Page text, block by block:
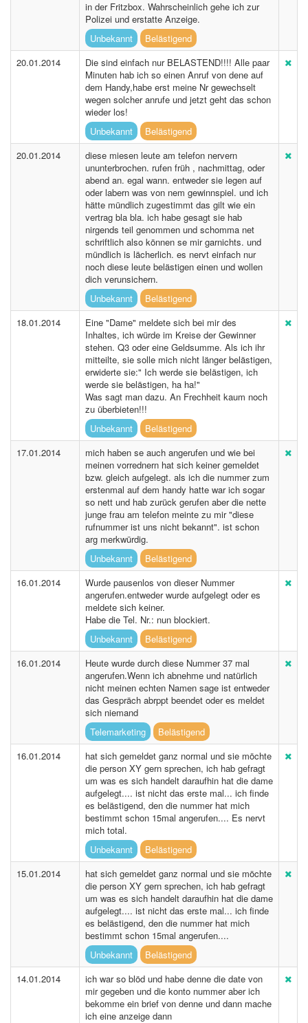
in der Fritzbox. Wahrscheinlich gehe ich zur
Polizei und erstatte Anzeige.
Unbekannt
Belästigend
20.01.2014
Die sind einfach nur BELASTEND!!!! Alle paar
Minuten hab ich so einen Anruf von dene auf
dem Handy,habe erst meine Nr gewechselt
wegen solcher anrufe und jetzt geht das schon
wieder los!
Unbekannt
Belästigend
20.01.2014
diese miesen leute am telefon nervern
ununterbrochen. rufen früh , nachmittag, oder
abend an. egal wann. entweder sie legen auf
oder labern was von nem gewinnspiel. und ich
hätte mündlich zugestimmt das gilt wie ein
vertrag bla bla. ich habe gesagt sie hab
nirgends teil genommen und schomma net
schriftlich also können se mir garnichts. und
mündlich is lächerlich. es nervt einfach nur
noch diese leute belästigen einen und wollen
dich verunsichern.
Unbekannt
Belästigend
18.01.2014
Eine "Dame" meldete sich bei mir des
Inhaltes, ich würde im Kreise der Gewinner
stehen. Q3 oder eine Geldsumme. Als ich ihr
mitteilte, sie solle mich nicht länger belästigen,
erwiderte sie:" Ich werde sie belästigen, ich
werde sie belästigen, ha ha!"
Was sagt man dazu. An Frechheit kaum noch
zu überbieten!!!
Unbekannt
Belästigend
17.01.2014
mich haben se auch angerufen und wie bei
meinen vorrednern hat sich keiner gemeldet
bzw. gleich aufgelegt. als ich die nummer zum
erstenmal auf dem handy hatte war ich sogar
so nett und hab zurück gerufen aber die nette
junge frau am telefon meinte zu mir "diese
rufnummer ist uns nicht bekannt". ist schon
arg merkwürdig.
Unbekannt
Belästigend
16.01.2014
Wurde pausenlos von dieser Nummer
angerufen.entweder wurde aufgelegt oder es
meldete sich keiner.
Habe die Tel. Nr.: nun blockiert.
Unbekannt
Belästigend
16.01.2014
Heute wurde durch diese Nummer 37 mal
angerufen.Wenn ich abnehme und natürlich
nicht meinen echten Namen sage ist entweder
das Gespräch abrppt beendet oder es meldet
sich niemand
Telemarketing
Belästigend
16.01.2014
hat sich gemeldet ganz normal und sie möchte
die person XY gern sprechen, ich hab gefragt
um was es sich handelt daraufhin hat die dame
aufgelegt.... ist nicht das erste mal... ich finde
es belästigend, den die nummer hat mich
bestimmt schon 15mal angerufen.... Es nervt
mich total.
Unbekannt
Belästigend
15.01.2014
hat sich gemeldet ganz normal und sie möchte
die person XY gern sprechen, ich hab gefragt
um was es sich handelt daraufhin hat die dame
aufgelegt.... ist nicht das erste mal... ich finde
es belästigend, den die nummer hat mich
bestimmt schon 15mal angerufen....
Unbekannt
Belästigend
14.01.2014
ich war so blöd und habe denne die date von
mir gegeben und die konto nummer aber ich
bekomme ein brief von denne und dann mache
ich eine anzeige dann